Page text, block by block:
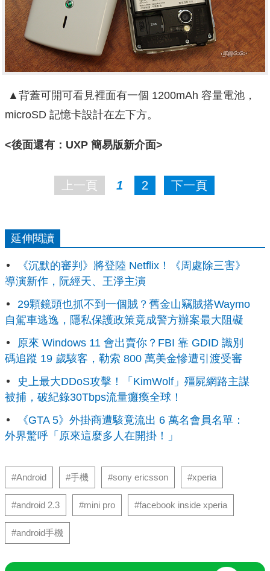
▲背蓋可開可看見裡面有一個 1200mAh 容量電池，
microSD 記憶卡設計在左下方。
<後面還有：UXP 簡易版新介面>
上一頁 1 2 下一頁
延伸閱讀
《沉默的審判》將登陸 Netflix！《周處除三害》
導演新作，阮經天、王淨主演
29顆鏡頭也抓不到一個賊？舊金山竊賊搭Waymo
自駕車逃逸，隱私保護政策竟成警方辦案最大阻礙
原來 Windows 11 會出賣你？FBI 靠 GDID 識別
碼追蹤 19 歲駭客，勒索 800 萬美金慘遭引渡受審
史上最大DDoS攻擊！「KimWolf」殭屍網路主謀
被捕，破紀錄30Tbps流量癱瘓全球！
《GTA 5》外掛商遭駭竟流出 6 萬名會員名單：
外界驚呼「原來這麼多人在開掛！」
#Android #手機 #sony ericsson #xperia
#android 2.3 #mini pro #facebook inside xperia
#android手機